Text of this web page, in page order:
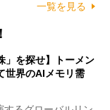
一覧を見る
」を探せ】トーメン
世界のAIメモリ需